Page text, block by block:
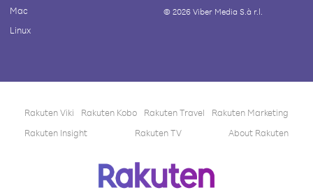
Mac
Linux
© 2026Viber Media S.à r.l.
Rakuten Viki Rakuten Kobo Rakuten Travel
Rakuten Marketing
Rakuten Insight
Rakuten TV About Rakuten